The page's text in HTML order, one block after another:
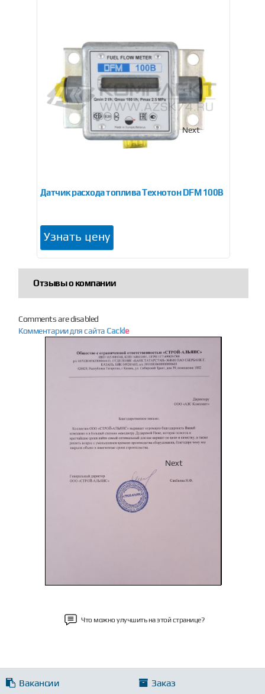
Previous
Датчик расхода топлива Технотон DFM 100B
Узнать цену
Next
Отзывы о компании
Comments are disabled
Комментарии для сайта Cackle
Next
Что можно улучшить на этой странице?
Вакансии Заказ